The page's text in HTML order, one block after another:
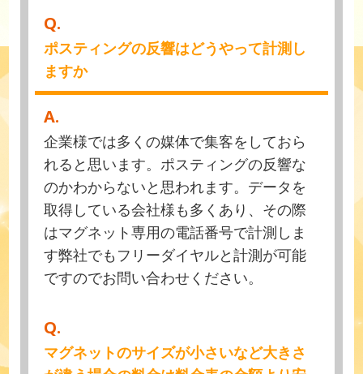
Q.
ポスティングの反響はどうやって計測し
ますか
A.
企業様では多くの媒体で集客をしておら
れると思います。ポスティングの反響な
のかわからないと思われます。データを
取得している会社様も多くあり、その際
はマグネット専用の電話番号で計測しま
す弊社でもフリーダイヤルと計測が可能
ですのでお問い合わせください。
Q.
マグネットのサイズが小さいなど大きさ